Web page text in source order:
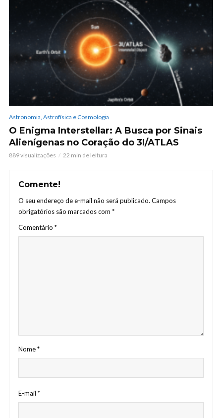
Astronomia, Astrofísica e Cosmologia
O Enigma Interstellar: A Busca por Sinais
Alienígenas no Coração do 3I/ATLAS
889 visualizações 22 min de leitura
Comente!
O seu endereço de e-mail não será publicado. Campos
obrigatórios são marcados com *
Comentário *
Nome*
E-mail *